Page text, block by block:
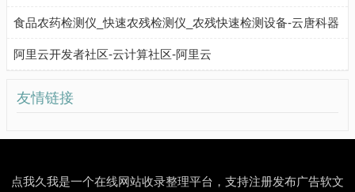
食品农药检测仪_快速农残检测仪_农残快速检测设备-云唐科器
阿里云开发者社区-云计算社区-阿里云
友情链接
点我久我是一个在线网站收录整理平台，支持注册发布广告软文